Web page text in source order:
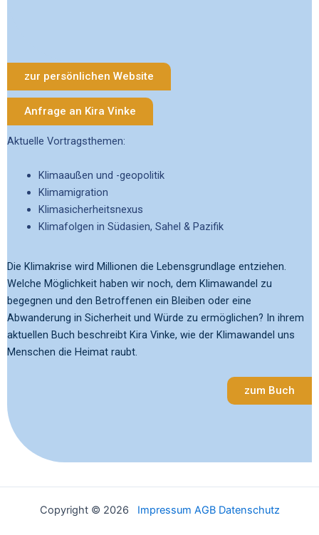
zur persönlichen Website
Anfrage an Kira Vinke
Aktuelle Vortragsthemen:
Klimaaußen und -geopolitik
Klimamigration
Klimasicherheitsnexus
Klimafolgen in Südasien, Sahel & Pazifik
Die Klimakrise wird Millionen die Lebensgrundlage entziehen.
Welche Möglichkeit haben wir noch, dem Klimawandel zu
begegnen und den Betroffenen ein Bleiben oder eine
Abwanderung in Sicherheit und Würde zu ermöglichen? In ihrem
aktuellen Buch beschreibt Kira Vinke, wie der Klimawandel uns
Menschen die Heimat raubt.
zum Buch
Copyright © 2026 Impressum AGB Datenschutz